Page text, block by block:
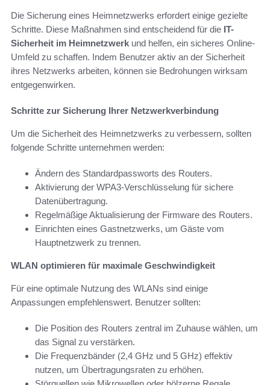
Die Sicherung eines Heimnetzwerks erfordert einige gezielte
Schritte. Diese Maßnahmen sind entscheidend für die IT-
Sicherheit im Heimnetzwerk und helfen, ein sicheres Online-
Umfeld zu schaffen. Indem Benutzer aktiv an der Sicherheit
ihres Netzwerks arbeiten, können sie Bedrohungen wirksam
entgegenwirken.
Schritte zur Sicherung Ihrer Netzwerkverbindung
Um die Sicherheit des Heimnetzwerks zu verbessern, sollten
folgende Schritte unternehmen werden:
Ändern des Standardpassworts des Routers.
Aktivierung der WPA3-Verschlüsselung für sichere
Datenübertragung.
Regelmäßige Aktualisierung der Firmware des Routers.
Einrichten eines Gastnetzwerks, um Gäste vom
Hauptnetzwerk zu trennen.
WLAN optimieren für maximale Geschwindigkeit
Für eine optimale Nutzung des WLANs sind einige
Anpassungen empfehlenswert. Benutzer sollten:
Die Position des Routers zentral im Zuhause wählen, um
das Signal zu verstärken.
Die Frequenzbänder (2,4 GHz und 5 GHz) effektiv
nutzen, um Übertragungsraten zu erhöhen.